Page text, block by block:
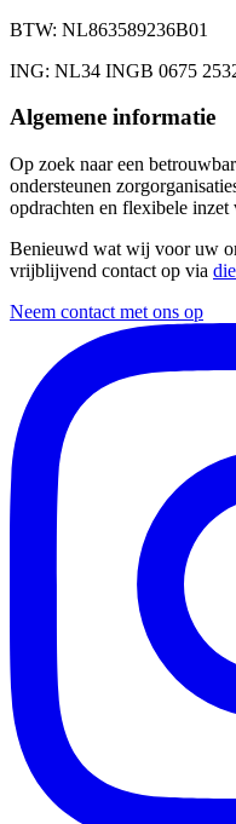
BTW: NL863589236B01
ING: NL34 INGB 0675
Algemene informatie
Op zoek naar een
ondersteunen
opdrachten en flexibele
Benieuwd wat wij voor uw
vrijblijvend contact op via
Neem contact met ons op